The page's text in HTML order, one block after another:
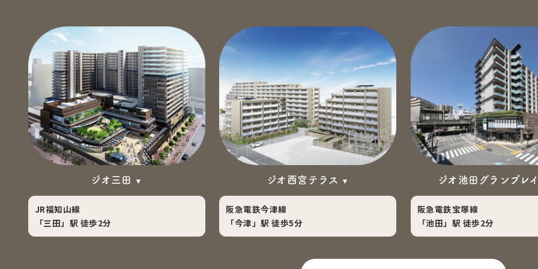
ジオ三田
JR福知山線
「三田」駅 徒歩2分
ジオ西宮テラス
阪急電鉄今津線
「今津」駅 徒歩5分
ジオ池田グランプレ
阪急電鉄宝塚線
「池田」駅 徒歩2分